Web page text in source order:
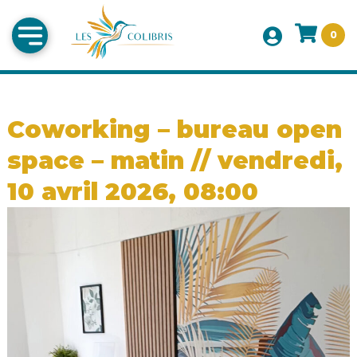
0
Coworking – bureau open
space – matin // vendredi,
10 avril 2026, 08:00